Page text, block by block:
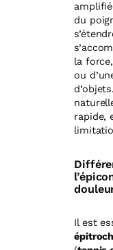
du
la
ou
rapide,
Il est